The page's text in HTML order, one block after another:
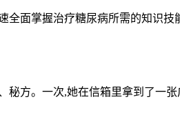
全面掌握治疗糖尿病所需的知识技
秘方。一次,她在信箱里拿到了一张